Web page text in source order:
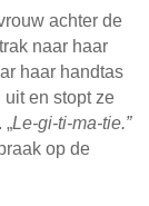
achter de
naar haar
haar handtas
en stopt ze
Le-gi-ti-ma-tie.”
op de